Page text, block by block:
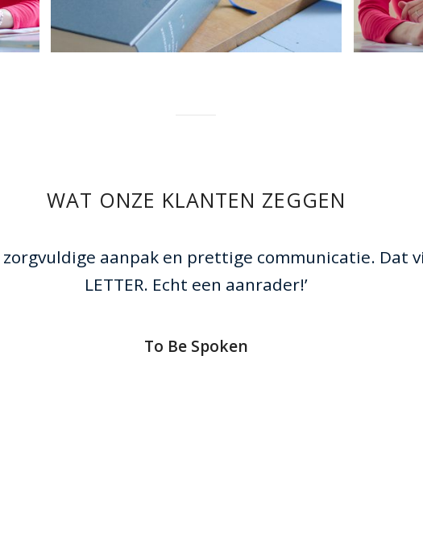
WAT ONZE KLANTEN ZEGGEN
zorgvuldige aanpak en prettige communicatie. Dat
LETTER. Echt een aanrader!’
To Be Spoken